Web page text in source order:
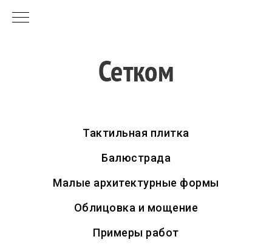
Тактильная плитка
Балюстрада
Малые архитектурные формы
Облицовка и мощение
Примеры работ